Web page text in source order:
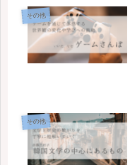
その他
その他